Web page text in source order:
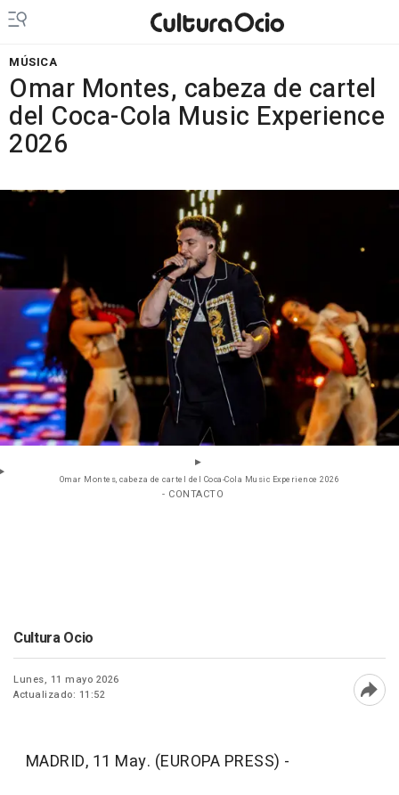
MÚSICA
Omar Montes, cabeza de cartel
del Coca-Cola Music Experience
2026
Omar Montes, cabeza de cartel del Coca-Cola Music Experience 2026
- CONTACTO
Cultura Ocio
Lunes, 11 mayo 2026
Actualizado: 11:52
MADRID, 11 May. (EUROPA PRESS) -